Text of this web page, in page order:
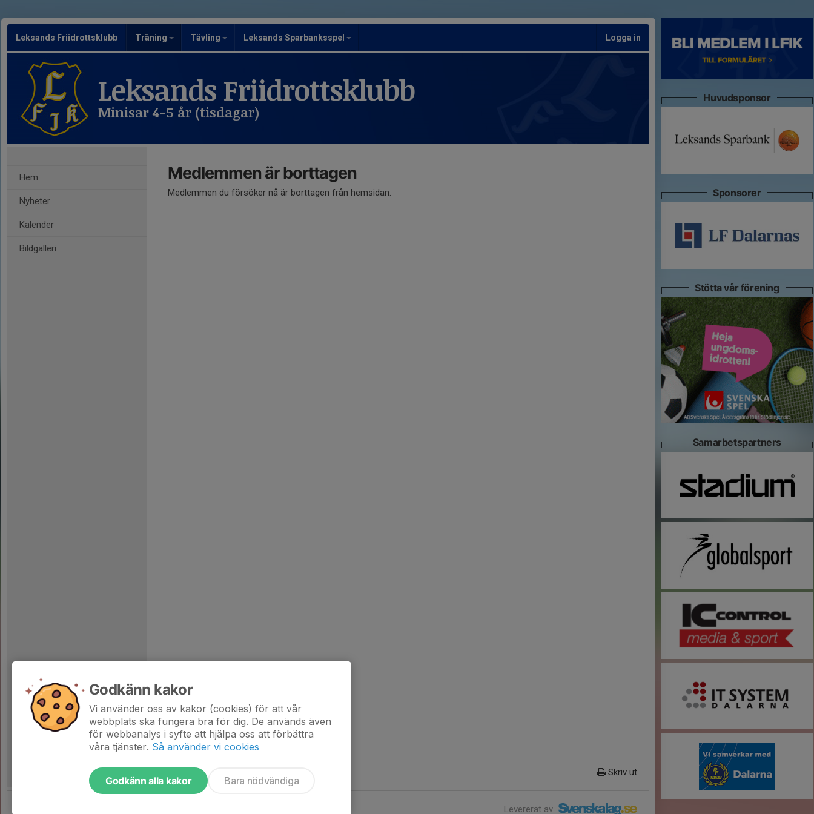
Leksands Friidrottsklubb Träning Tävling Leksands Sparbanksspel Logga in
Leksands Friidrottsklubb
Minisar 4-5 år (tisdagar)
Hem
Nyheter
Kalender
Bildgalleri
Medlemmen är borttagen
Medlemmen du försöker nå är borttagen från hemsidan.
Skriv ut
Levererat av
Huvudsponsor
Sponsorer
Stötta vår förening
Samarbetspartners
Godkänn kakor
Vi använder oss av kakor (cookies) för att vår
webbplats ska fungera bra för dig. De används även
för webbanalys i syfte att hjälpa oss att förbättra
våra tjänster. Så använder vi cookies
Godkänn alla kakor Bara nödvändiga